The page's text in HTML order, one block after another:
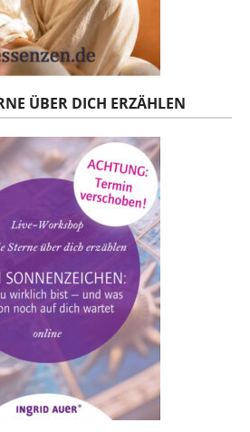
ÜBER DICH ERZÄHLEN